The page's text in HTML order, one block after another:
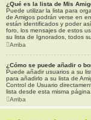
¿Qué es la lista de Mis
Puede utilizar la lista para
de Amigos podrán verse en
están identificados y poder
foro, los mensajes de estos
su lista de Ignorados, todos
Arriba
¿Cómo se puede añadir o
Puede añadir usuarios a su
para añadirlo a su lista de
Control de Usuario
lista desde esta misma página.
Arriba